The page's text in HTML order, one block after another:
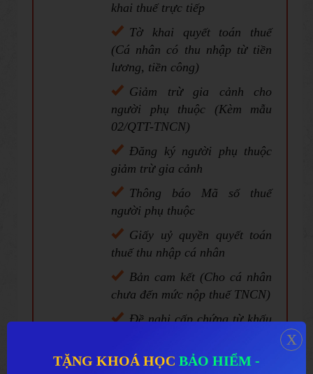
khai thuế trực tiếp
Tờ khai quyết toán thuế
(Cá nhân có thu nhập từ tiền
lương, tiền công)
Giảm trừ gia cảnh cho
người phụ thuộc (Kèm mẫu
02/QTT-TNCN)
Đăng ký người phụ thuộc
giảm trừ gia cảnh
Thông báo Mã số thuế
người phụ thuộc
Giấy uỷ quyền quyết toán
thuế thu nhập cá nhân
Bản cam kết (Cho cá nhân
chưa đến mức nộp thuế TNCN)
Đề nghị cấp chứng từ khấu
Văn bản đề nghị giảm thuế
TẶNG KHOÁ HỌC BẢO HIỂM -
x